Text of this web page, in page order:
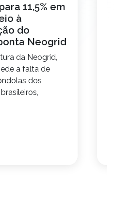
11,5% em
à
do
Neogrid
da Neogrid,
a falta de
dos